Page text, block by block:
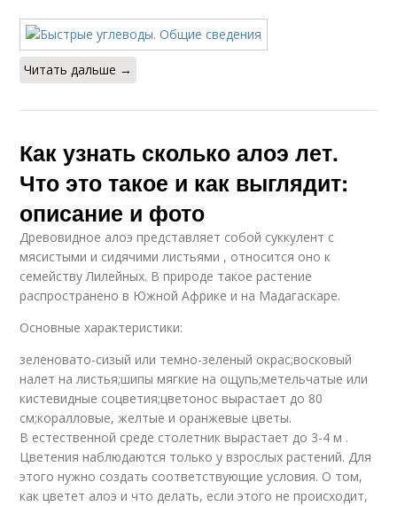
Читать дальше →
Как узнать сколько алоэ лет.
Что это такое и как выглядит:
описание и фото
Древовидное алоэ представляет собой суккулент с
мясистыми и сидячими листьями , относится оно к
семейству Лилейных. В природе такое растение
распространено в Южной Африке и на Мадагаскаре.
Основные характеристики:
зеленовато-сизый или темно-зеленый окрас;восковый
налет на листья;шипы мягкие на ощупь;метельчатые или
кистевидные соцветия;цветонос вырастает до 80
см;коралловые, желтые и оранжевые цветы.
В естественной среде столетник вырастает до 3-4 м .
Цветения наблюдаются только у взрослых растений. Для
этого нужно создать соответствующие условия. О том,
как цветет алоэ и что делать, если этого не происходит,